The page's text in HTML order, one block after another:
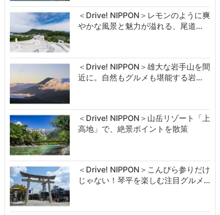
＜Drive! NIPPON＞レモンのように爽
やかな風景と魅力が溢れる、尾道…
＜Drive! NIPPON＞雄大な岩手山を間
近に。自然もグルメも堪能する岩…
＜Drive! NIPPON＞山岳リゾート「上
高地」で、絶景ポイントを散策
＜Drive! NIPPON＞こんぴら参りだけ
じゃない！琴平を楽しむ注目グルメ…